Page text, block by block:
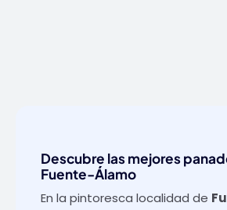
Descubre las mejores
Fuente-Álamo
En la pintoresca localidad de